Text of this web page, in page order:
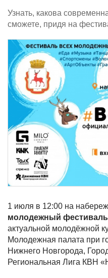
Узнать, какова
сможете, придя на
1 июля в 12:00 на
молодежный
актуальной молодёжной
Молодежная палата при
Нижнего Новгорода,
Региональная Лига КВН